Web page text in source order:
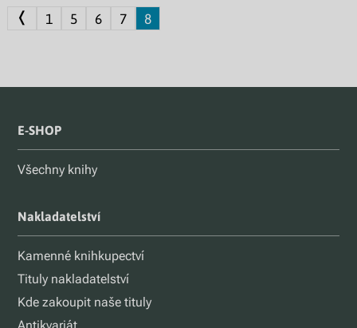
❬ 1 5 6 7 8
E-SHOP
Všechny knihy
Nakladatelství
Kamenné knihkupectví
Tituly nakladatelství
Kde zakoupit naše tituly